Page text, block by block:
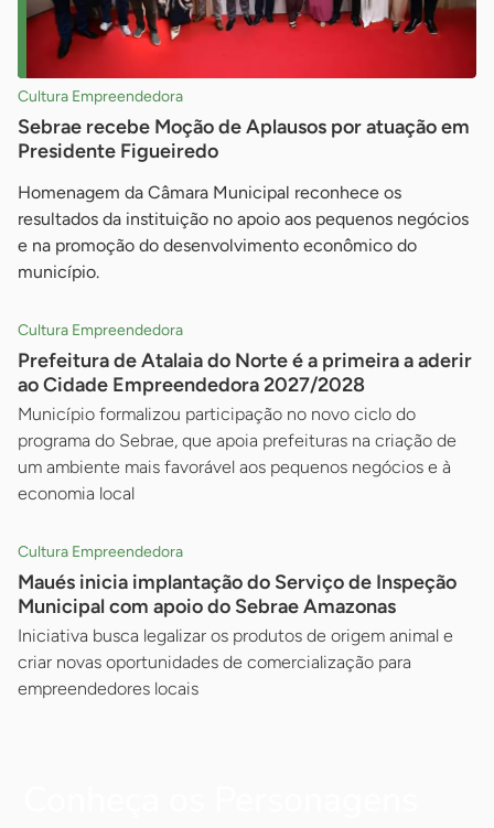
Cultura Empreendedora
Sebrae recebe Moção de Aplausos por atuação em
Presidente Figueiredo
Homenagem da Câmara Municipal reconhece os
resultados da instituição no apoio aos pequenos negócios
e na promoção do desenvolvimento econômico do
município.
Cultura Empreendedora
Prefeitura de Atalaia do Norte é a primeira a aderir
ao Cidade Empreendedora 2027/2028
Município formalizou participação no novo ciclo do
programa do Sebrae, que apoia prefeituras na criação de
um ambiente mais favorável aos pequenos negócios e à
economia local
Cultura Empreendedora
Maués inicia implantação do Serviço de Inspeção
Municipal com apoio do Sebrae Amazonas
Iniciativa busca legalizar os produtos de origem animal e
criar novas oportunidades de comercialização para
empreendedores locais